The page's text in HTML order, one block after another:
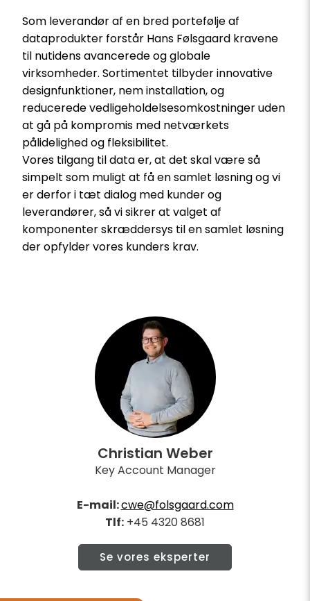
Som leverandør af en bred portefølje af
dataprodukter forstår Hans Følsgaard kravene
til nutidens avancerede og globale
virksomheder. Sortimentet tilbyder innovative
designfunktioner, nem installation, og
reducerede vedligeholdelsesomkostninger uden
at gå på kompromis med netværkets
pålidelighed og fleksibilitet.
Vores tilgang til data er, at det skal være så
simpelt som muligt at få en samlet løsning og vi
er derfor i tæt dialog med kunder og
leverandører, så vi sikrer at valget af
komponenter skræddersys til en samlet løsning
der opfylder vores kunders krav.
Christian Weber
Key Account Manager
E-mail:cwe@folsgaard.com
Tlf: +45 4320 8681
Se vores eksperter